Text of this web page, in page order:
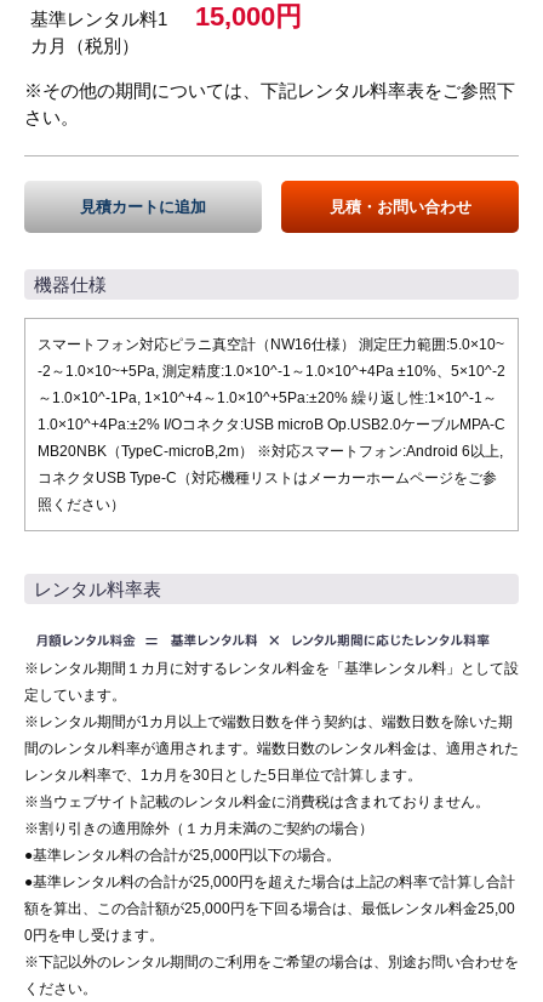
基準レンタル料1
カ月（税別）
15,000円
※その他の期間については、下記レンタル料率表をご参照下
さい。
見積カートに追加 見積・お問い合わせ
機器仕様
スマートフォン対応ピラニ真空計（NW16仕様） 測定圧力範囲:5.0×10~
-2～1.0×10~+5Pa, 測定精度:1.0×10^-1～1.0×10^+4Pa ±10%、5×10^-2
～1.0×10^-1Pa, 1×10^+4～1.0×10^+5Pa:±20% 繰り返し性:1×10^-1～
1.0×10^+4Pa:±2% I/Oコネクタ:USB microB Op.USB2.0ケーブルMPA-C
MB20NBK（TypeC-microB,2m） ※対応スマートフォン:Android 6以上,
コネクタUSB Type-C（対応機種リストはメーカーホームページをご参
照ください）
レンタル料率表
※レンタル期間１カ月に対するレンタル料金を「基準レンタル料」として設
定しています。
※レンタル期間が1カ月以上で端数日数を伴う契約は、端数日数を除いた期
間のレンタル料率が適用されます。端数日数のレンタル料金は、適用された
レンタル料率で、1カ月を30日とした5日単位で計算します。
※当ウェブサイト記載のレンタル料金に消費税は含まれておりません。
※割り引きの適用除外（１カ月未満のご契約の場合）
●基準レンタル料の合計が25,000円以下の場合。
●基準レンタル料の合計が25,000円を超えた場合は上記の料率で計算し合計
額を算出、この合計額が25,000円を下回る場合は、最低レンタル料金25,00
0円を申し受けます。
※下記以外のレンタル期間のご利用をご希望の場合は、別途お問い合わせを
ください。